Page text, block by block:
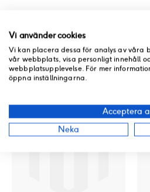
PRODUKT PDF
ANDRA PRODUKTER FRÅN
Vi använder cookies
Vi kan placera dessa för analys av
vår webbplats, visa personligt innehåll
webbplatsupplevelse. För mer
öppna inställningarna.
Acceptera
Neka